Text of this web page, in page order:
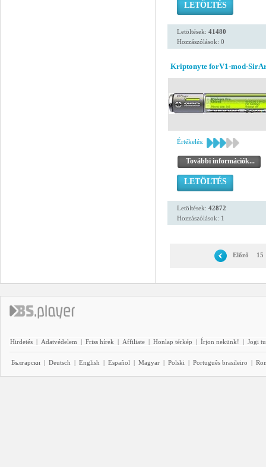
LETÖLTÉS
Letöltések: 41480
Hozzászólások: 0
Kriptonyte forV1-mod-
Értékelés:
További információk...
LETÖLTÉS
Letöltések: 42872
Hozzászólások: 1
Előző 15
Hirdetés | Adatvédelem | Friss hírek | Affiliate | Honlap térkép | Írjon nekünk! | Jogi
Български | Deutsch | English | Español | Magyar | Polski | Português brasileiro |